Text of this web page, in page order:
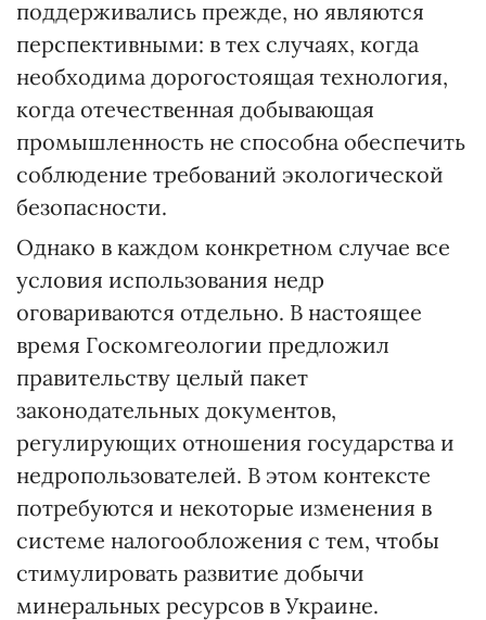
поддерживались прежде, но являются
перспективными: в тех случаях, когда
необходима дорогостоящая технология,
когда отечественная добывающая
промышленность не способна обеспечить
соблюдение требований экологической
безопасности.
Однако в каждом конкретном случае все
условия использования недр
оговариваются отдельно. В настоящее
время Госкомгеологии предложил
правительству целый пакет
законодательных документов,
регулирующих отношения государства и
недропользователей. В этом контексте
потребуются и некоторые изменения в
системе налогообложения с тем, чтобы
стимулировать развитие добычи
минеральных ресурсов в Украине.